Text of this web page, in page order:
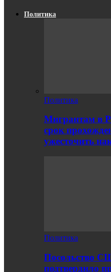
Политика
Политика
Мигрантам в
срок
ужесточить
Политика
Посольство
подтвердило